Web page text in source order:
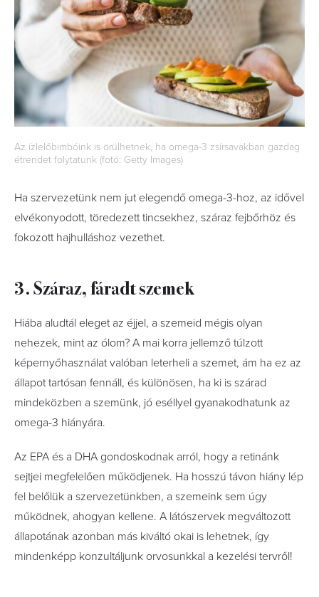
Az ízlelőbimbóink is örülhetnek, ha omega-3 zsírsavakban gazdag
étrendet folytatunk (fotó: Getty Images)
Ha szervezetünk nem jut elegendő omega-3-hoz, az idővel
elvékonyodott, töredezett tincsekhez, száraz fejbőrhöz és
fokozott hajhulláshoz vezethet.
3. Száraz, fáradt szemek
Hiába aludtál eleget az éjjel, a szemeid mégis olyan
nehezek, mint az ólom? A mai korra jellemző túlzott
képernyőhasználat valóban leterheli a szemet, ám ha ez az
állapot tartósan fennáll, és különösen, ha ki is szárad
mindeközben a szemünk, jó eséllyel gyanakodhatunk az
omega-3 hiányára.
Az EPA és a DHA gondoskodnak arról, hogy a retinánk
sejtjei megfelelően működjenek. Ha hosszú távon hiány lép
fel belőlük a szervezetünkben, a szemeink sem úgy
működnek, ahogyan kellene. A látószervek megváltozott
állapotának azonban más kiváltó okai is lehetnek, így
mindenképp konzultáljunk orvosunkkal a kezelési tervről!